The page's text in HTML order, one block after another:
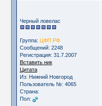
Черный ловелас
Группа: ЦФП РФ
Сообщений: 2248
Регистрация: 31.7.2007
Вставить ник
Цитата
Из: Нижний Новгород
Пользователь №: 4065
Страна:
Пол: